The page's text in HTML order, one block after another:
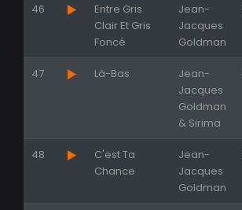
46
Entre Gris
Clair Et Gris
Foncé
Jean-
Jacques
Goldman
47 Là-Bas
Jean-
Jacques
Goldman
& Sirima
48
C'est Ta
Chance
Jean-
Jacques
Goldman